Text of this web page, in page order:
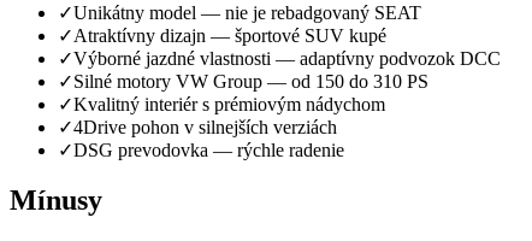
✓Unikátny model — nie je rebadgovaný SEAT
✓Atraktívny dizajn — športové SUV kupé
✓Výborné jazdné vlastnosti — adaptívny podvozok DCC
✓Silné motory VW Group — od 150 do 310 PS
✓Kvalitný interiér s prémiovým nádychom
✓4Drive pohon v silnejších verziách
✓DSG prevodovka — rýchle radenie
Mínusy